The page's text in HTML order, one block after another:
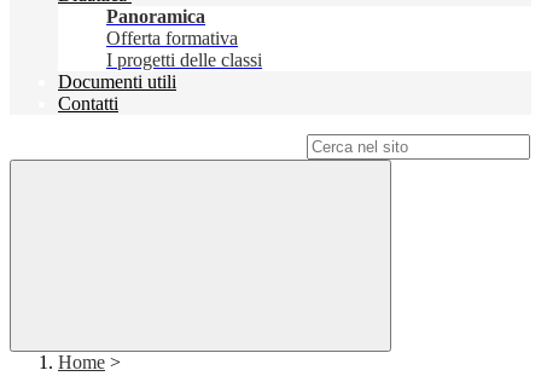
Panoramica
Offerta formativa
I progetti delle classi
Documenti utili
Contatti
Home >